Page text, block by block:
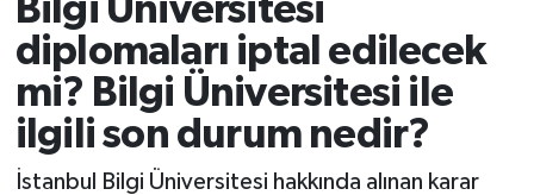
Bilgi Üniversitesi
diplomaları iptal edilecek
mi? Bilgi Üniversitesi ile
ilgili son durum nedir?
İstanbul Bilgi Üniversitesi hakkında alınan karar
Siyaset
Spor
Afyonkarahisar Trafik Yoğunluk Haritası
Süper Lig Puan Durumu ve Fikstür
Tüm Manşetler